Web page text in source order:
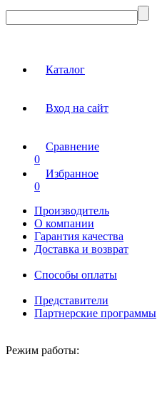
Каталог
Вход на сайт
Сравнение
0
Избранное
0
Производитель
О компании
Гарантия качества
Доставка и возврат
Способы оплаты
Представители
Партнерские программы
Режим работы: